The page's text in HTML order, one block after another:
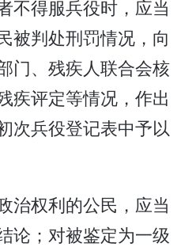
不得服兵役时，应当
被判处刑罚情况，向
门、残疾人联合会核
疾评定等情况，作出
次兵役登记表中予以
治权利的公民，应当
论；对被鉴定为一级